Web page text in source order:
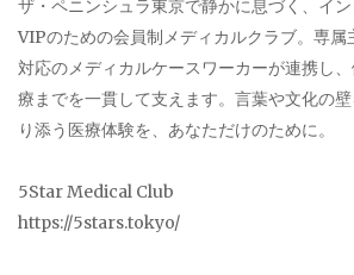
ザ・ペニンシュラ東京で静かに息づく、イ
VIPのための会員制メディカルクラブ。専属
対応のメディカルケースワーカーが連携し
療までを一貫して支えます。言葉や文化の
り添う医療体験を、あなただけのために。
5Star Medical Club
https://5stars.tokyo/